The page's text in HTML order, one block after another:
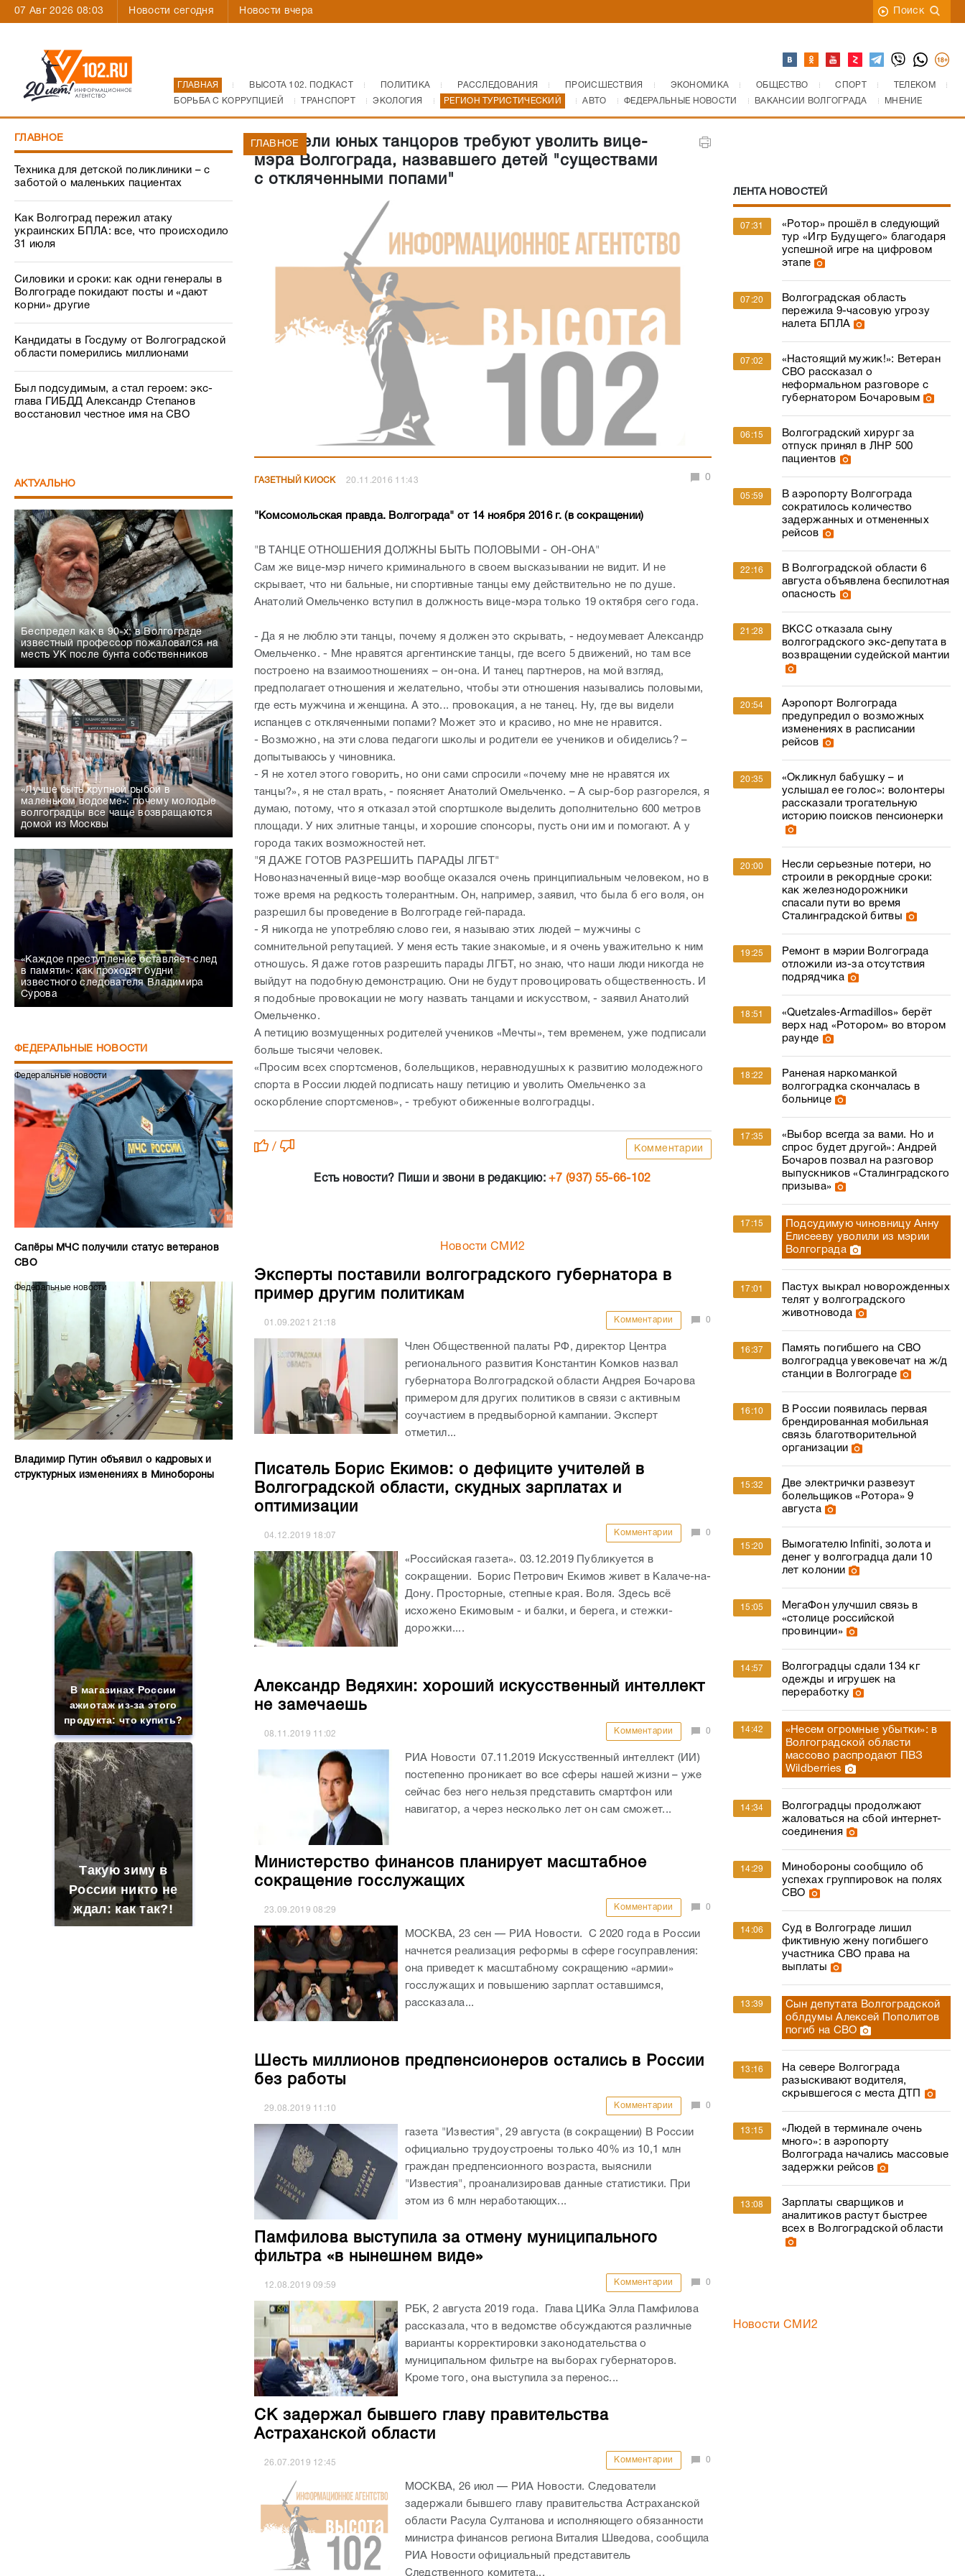
07 Авг 2026 08:03 Новости сегодня Новости вчера Поиск
ГЛАВНАЯ ВЫСОТА 102. ПОДКАСТ ПОЛИТИКА РАССЛЕДОВАНИЯ ПРОИСШЕСТВИЯ ЭКОНОМИКА ОБЩЕСТВО СПОРТ
ТЕЛЕКОМ
БОРЬБА С КОРРУПЦИЕЙ
ТРАНСПОРТ ЭКОЛОГИЯ РЕГИОН ТУРИСТИЧЕСКИЙ АВТО ФЕДЕРАЛЬНЫЕ НОВОСТИ ВАКАНСИИ ВОЛГОГРАДА МНЕНИЕ
ГЛАВНОЕ
Техника для детской поликлиники – с
заботой о маленьких пациентах
Как Волгоград пережил атаку
украинских БПЛА: все, что происходило
31 июля
Силовики и сроки: как одни генералы в
Волгограде покидают посты и «дают
корни» другие
Кандидаты в Госдуму от Волгоградской
области померились миллионами
Был подсудимым, а стал героем: экс-
глава ГИБДД Александр Степанов
восстановил честное имя на СВО
АКТУАЛЬНО
Беспредел как в 90-х: в Волгограде
известный профессор пожаловался на
месть УК после бунта собственников
«Лучше быть крупной рыбой в
маленьком водоеме»: почему молодые
волгоградцы все чаще возвращаются
домой из Москвы
«Каждое преступление оставляет след
в памяти»: как проходят будни
известного следователя Владимира
Сурова
ФЕДЕРАЛЬНЫЕ НОВОСТИ
Федеральные новости
Сапёры МЧС получили статус ветеранов
СВО
Федеральные новости
Владимир Путин объявил о кадровых и
структурных изменениях в Минобороны
В магазинах России
ажиотаж из-за этого
продукта: что купить?
Такую зиму в
России никто не
ждал: как так?!
Родители юных танцоров требуют уволить вице-
мэра Волгограда, назвавшего детей "существами
с откляченными попами"
ГЛАВНОЕ
ГАЗЕТНЫЙ КИОСК 20.11.2016 11:43 0
"Комсомольская правда. Волгограда" от 14 ноября 2016 г. (в сокращении)
"В ТАНЦЕ ОТНОШЕНИЯ ДОЛЖНЫ БЫТЬ ПОЛОВЫМИ - ОН-ОНА"
Сам же вице-мэр ничего криминального в своем высказывании не видит. И не
скрывает, что ни бальные, ни спортивные танцы ему действительно не по душе.
Анатолий Омельченко вступил в должность вице-мэра только 19 октября сего года.
- Да я не люблю эти танцы, почему я должен это скрывать, - недоумевает Александр
Омельченко. - Мне нравятся аргентинские танцы, где всего 5 движений, но там все
построено на взаимоотношениях – он-она. И танец партнеров, на мой взгляд,
предполагает отношения и желательно, чтобы эти отношения назывались половыми,
где есть мужчина и женщина. А это... провокация, а не танец. Ну, где вы видели
испанцев с откляченными попами? Может это и красиво, но мне не нравится.
- Возможно, на эти слова педагоги школы и родители ее учеников и обиделись? –
допытываюсь у чиновника.
- Я не хотел этого говорить, но они сами спросили «почему мне не нравятся их
танцы?», я не стал врать, - поясняет Анатолий Омельченко. – А сыр-бор разгорелся, я
думаю, потому, что я отказал этой спортшколе выделить дополнительно 600 метров
площади. У них элитные танцы, и хорошие спонсоры, пусть они им и помогают. А у
города таких возможностей нет.
"Я ДАЖЕ ГОТОВ РАЗРЕШИТЬ ПАРАДЫ ЛГБТ"
Новоназначенный вице-мэр вообще оказался очень принципиальным человеком, но в
тоже время на редкость толерантным. Он, например, заявил, что была б его воля, он
разрешил бы проведение в Волгограде гей-парада.
- Я никогда не употребляю слово геи, я называю этих людей – мужчины с
сомнительной репутацией. У меня есть такие знакомые, и я очень уважительно к ним
отношусь. Я даже готов разрешить парады ЛГБТ, но знаю, что наши люди никогда не
выйдут на подобную демонстрацию. Они не будут провоцировать общественность. И
я подобные провокации не могу назвать танцами и искусством, - заявил Анатолий
Омельченко.
А петицию возмущенных родителей учеников «Мечты», тем временем, уже подписали
больше тысячи человек.
«Просим всех спортсменов, болельщиков, неравнодушных к развитию молодежного
спорта в России людей подписать нашу петицию и уволить Омельченко за
оскорбление спортсменов», - требуют обиженные волгоградцы.
/ Комментарии
Есть новости? Пиши и звони в редакцию:+7 (937) 55-66-102
Новости СМИ2
Эксперты поставили волгоградского губернатора в
пример другим политикам
01.09.202121:18 Комментарии 0
Член Общественной палаты РФ, директор Центра
регионального развития Константин Комков назвал
губернатора Волгоградской области Андрея Бочарова
примером для других политиков в связи с активным
соучастием в предвыборной кампании. Эксперт
отметил...
Писатель Борис Екимов: о дефиците учителей в
Волгоградской области, скудных зарплатах и
оптимизации
04.12.2019 18:07 Комментарии 0
«Российская газета». 03.12.2019 Публикуется в
сокращении. Борис Петрович Екимов живет в Калаче-на-
Дону. Просторные, степные края. Воля. Здесь всё
исхожено Екимовым - и балки, и берега, и стежки-
дорожки....
Александр Ведяхин: хороший искусственный интеллект
не замечаешь
08.11.2019 11:02 Комментарии 0
РИА Новости 07.11.2019 Искусственный интеллект (ИИ)
постепенно проникает во все сферы нашей жизни – уже
сейчас без него нельзя представить смартфон или
навигатор, а через несколько лет он сам сможет...
Министерство финансов планирует масштабное
сокращение госслужащих
23.09.201908:29 Комментарии 0
МОСКВА, 23 сен — РИА Новости. С 2020 года в России
начнется реализация реформы в сфере госуправления:
она приведет к масштабному сокращению «армии»
госслужащих и повышению зарплат оставшимся,
рассказала...
Шесть миллионов предпенсионеров остались в России
без работы
29.08.2019 11:10 Комментарии 0
газета "Известия", 29 августа (в сокращении) В России
официально трудоустроены только 40% из 10,1 млн
граждан предпенсионного возраста, выяснили
"Известия", проанализировав данные статистики. При
этом из 6 млн неработающих...
Памфилова выступила за отмену муниципального
фильтра «в нынешнем виде»
12.08.201909:59 Комментарии 0
РБК, 2 августа 2019 года. Глава ЦИКа Элла Памфилова
рассказала, что в ведомстве обсуждаются различные
варианты корректировки законодательства о
муниципальном фильтре на выборах губернаторов.
Кроме того, она выступила за перенос...
СК задержал бывшего главу правительства
Астраханской области
26.07.2019 12:45 Комментарии 0
МОСКВА, 26 июл — РИА Новости. Следователи
задержали бывшего главу правительства Астраханской
области Расула Султанова и исполняющего обязанности
министра финансов региона Виталия Шведова, сообщила
РИА Новости официальный представитель
Следственного комитета...
ЛЕНТА НОВОСТЕЙ
07:31
«Ротор» прошёл в следующий
тур «Игр Будущего» благодаря
успешной игре на цифровом
этапе
07:20
Волгоградская область
пережила 9-часовую угрозу
налета БПЛА
07:02
«Настоящий мужик!»: Ветеран
СВО рассказал о
неформальном разговоре с
губернатором Бочаровым
06:15
Волгоградский хирург за
отпуск принял в ЛНР 500
пациентов
05:59
В аэропорту Волгограда
сократилось количество
задержанных и отмененных
рейсов
22:16
В Волгоградской области 6
августа объявлена беспилотная
опасность
21:28
ВКСС отказала сыну
волгоградского экс-депутата в
возвращении судейской мантии
20:54
Аэропорт Волгограда
предупредил о возможных
изменениях в расписании
рейсов
20:35
«Окликнул бабушку – и
услышал ее голос»: волонтеры
рассказали трогательную
историю поисков пенсионерки
20:00
Несли серьезные потери, но
строили в рекордные сроки:
как железнодорожники
спасали пути во время
Сталинградской битвы
19:25
Ремонт в мэрии Волгограда
отложили из-за отсутствия
подрядчика
18:51
«Quetzales‑Armadillos» берёт
верх над «Ротором» во втором
раунде
18:22
Раненая наркоманкой
волгоградка скончалась в
больнице
17:35
«Выбор всегда за вами. Но и
спрос будет другой»: Андрей
Бочаров позвал на разговор
выпускников «Сталинградского
призыва»
17:15
Подсудимую чиновницу Анну
Елисееву уволили из мэрии
Волгограда
17:01
Пастух выкрал новорожденных
телят у волгоградского
животновода
16:37
Память погибшего на СВО
волгоградца увековечат на ж/д
станции в Волгограде
16:10
В России появилась первая
брендированная мобильная
связь благотворительной
организации
15:32
Две электрички развезут
болельщиков «Ротора» 9
августа
15:20
Вымогателю Infiniti, золота и
денег у волгоградца дали 10
лет колонии
15:05
МегаФон улучшил связь в
«столице российской
провинции»
14:57
Волгоградцы сдали 134 кг
одежды и игрушек на
переработку
14:42
«Несем огромные убытки»: в
Волгоградской области
массово распродают ПВЗ
Wildberries
14:34
Волгоградцы продолжают
жаловаться на сбой интернет-
соединения
14:29
Минобороны сообщило об
успехах группировок на полях
СВО
14:06
Суд в Волгограде лишил
фиктивную жену погибшего
участника СВО права на
выплаты
13:39
Сын депутата Волгоградской
облдумы Алексей Пополитов
погиб на СВО
13:16
На севере Волгограда
разыскивают водителя,
скрывшегося с места ДТП
13:15
«Людей в терминале очень
много»: в аэропорту
Волгограда начались массовые
задержки рейсов
13:08
Зарплаты сварщиков и
аналитиков растут быстрее
всех в Волгоградской области
Новости СМИ2